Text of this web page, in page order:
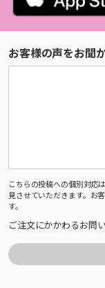
お客様の声をお聞
こちらの投稿への個別対応
見させていただきます。お
す。
ご注文にかかわるお問